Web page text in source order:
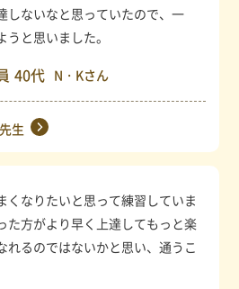
しないなと思っていたので、一
と思いました。
40代 N・Kさん
先生
くなりたいと思って練習していま
た方がより早く上達してもっと楽
れるのではないかと思い、通うこ